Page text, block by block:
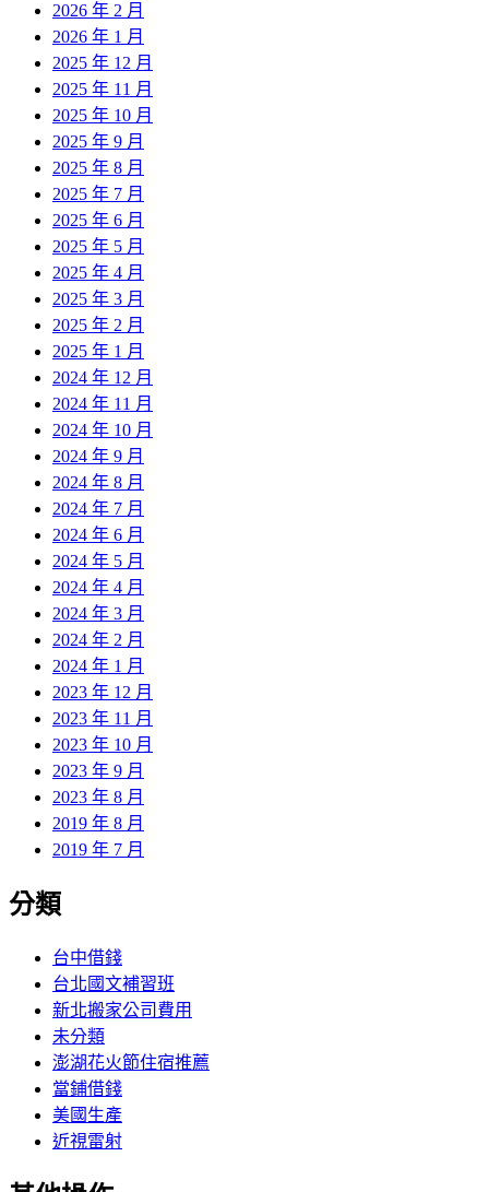
2026 年 2 月
2026 年 1 月
2025 年 12 月
2025 年 11 月
2025 年 10 月
2025 年 9 月
2025 年 8 月
2025 年 7 月
2025 年 6 月
2025 年 5 月
2025 年 4 月
2025 年 3 月
2025 年 2 月
2025 年 1 月
2024 年 12 月
2024 年 11 月
2024 年 10 月
2024 年 9 月
2024 年 8 月
2024 年 7 月
2024 年 6 月
2024 年 5 月
2024 年 4 月
2024 年 3 月
2024 年 2 月
2024 年 1 月
2023 年 12 月
2023 年 11 月
2023 年 10 月
2023 年 9 月
2023 年 8 月
2019 年 8 月
2019 年 7 月
分類
台中借錢
台北國文補習班
新北搬家公司費用
未分類
澎湖花火節住宿推薦
當鋪借錢
美國生產
近視雷射